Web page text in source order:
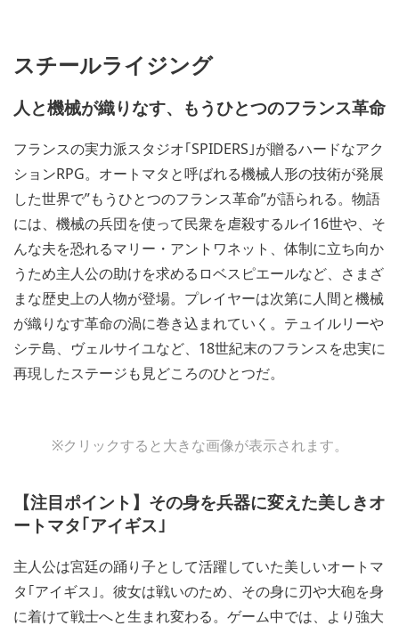
スチールライジング
人と機械が織りなす、もうひとつのフランス革命
フランスの実力派スタジオ｢SPIDERS｣が贈るハードなアク
ションRPG。オートマタと呼ばれる機械人形の技術が発展
した世界で”もうひとつのフランス革命”が語られる。物語
には、機械の兵団を使って民衆を虐殺するルイ16世や、そ
んな夫を恐れるマリー・アントワネット、体制に立ち向か
うため主人公の助けを求めるロベスピエールなど、さまざ
まな歴史上の人物が登場。プレイヤーは次第に人間と機械
が織りなす革命の渦に巻き込まれていく。テュイルリーや
シテ島、ヴェルサイユなど、18世紀末のフランスを忠実に
再現したステージも見どころのひとつだ。
and
and
※クリックすると大きな画像が表示されます。
【注目ポイント】その身を兵器に変えた美しきオ
ートマタ｢アイギス｣
主人公は宮廷の踊り子として活躍していた美しいオートマ
タ｢アイギス｣。彼女は戦いのため、その身に刃や大砲を身
に着けて戦士へと生まれ変わる。ゲーム中では、より強大